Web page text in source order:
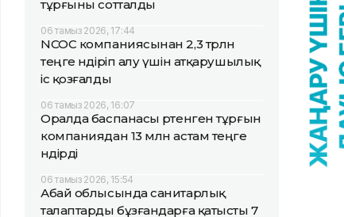
тұрғыны сотталды
06 тамыз 2026, 17:44
NCOC компаниясынан 2,3 трлн
теңге өндіріп алу үшін атқарушылық
іс қозғалды
06 тамыз 2026, 16:07
Оралда баспанасы өртенген тұрғын
компаниядан 13 млн астам теңге
өндірді
06 тамыз 2026, 15:54
Абай облысында санитарлық
талаптарды бұзғандарға қатысты 7